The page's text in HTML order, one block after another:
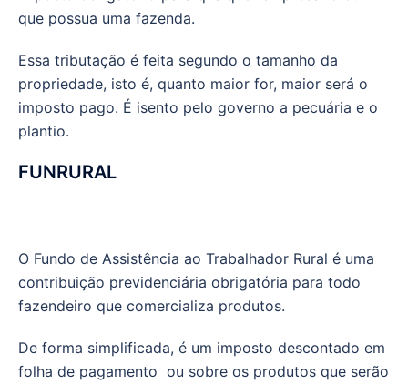
que possua uma fazenda.
Essa tributação é feita segundo o tamanho da
propriedade, isto é, quanto maior for, maior será o
imposto pago. É isento pelo governo a pecuária e o
plantio.
FUNRURAL
O Fundo de Assistência ao Trabalhador Rural é uma
contribuição previdenciária obrigatória para todo
fazendeiro que comercializa produtos.
De forma simplificada, é um imposto descontado em
folha de pagamento ou sobre os produtos que serão